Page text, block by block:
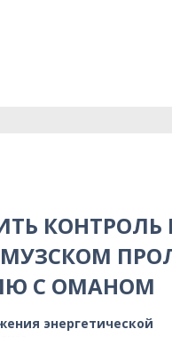
КОНТРОЛЬ
С ОМАНОМ
энергетической